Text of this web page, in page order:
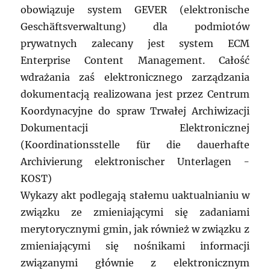
obowiązuje system GEVER (elektronische
Geschäftsverwaltung) dla podmiotów
prywatnych zalecany jest system ECM
Enterprise Content Management. Całość
wdrażania zaś elektronicznego zarządzania
dokumentacją realizowana jest przez Centrum
Koordynacyjne do spraw Trwałej Archiwizacji
Dokumentacji Elektronicznej
(Koordinationsstelle für die dauerhafte
Archivierung elektronischer Unterlagen -
KOST)
Wykazy akt podlegają stałemu uaktualnianiu w
związku ze zmieniającymi się zadaniami
merytorycznymi gmin, jak również w związku z
zmieniającymi się nośnikami informacji
związanymi głównie z elektronicznym